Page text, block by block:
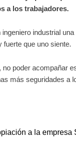
a los trabajadores.
industrial
fuerte que uno siente.
poder acompañar
más seguridades a
a la empresa